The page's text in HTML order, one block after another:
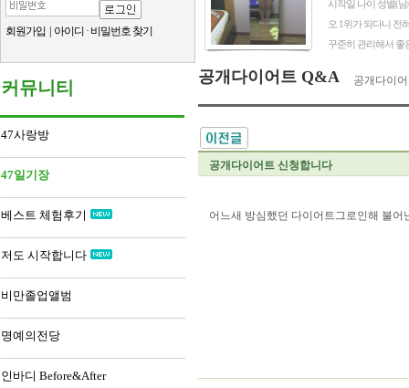
회원가입 아이디 · 비밀번호 찾기
커뮤니티
47사랑방
47일기장
베스트 체험후기
저도 시작합니다
비만졸업앨범
명예의전당
인바디 Before&After
시작일 나이 성별(남
오 1위가 되다니 전
꾸준히 관리해서 좋
공개다이어트 Q&A 공개다이
공개다이어트 신청합니다
어느새 방심했던 다이어트그로인해 불